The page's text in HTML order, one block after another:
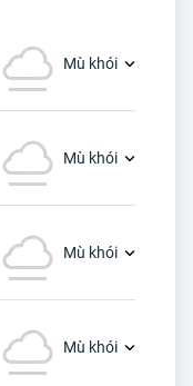
Mù khói
Mù khói
Mù khói
Mù khói